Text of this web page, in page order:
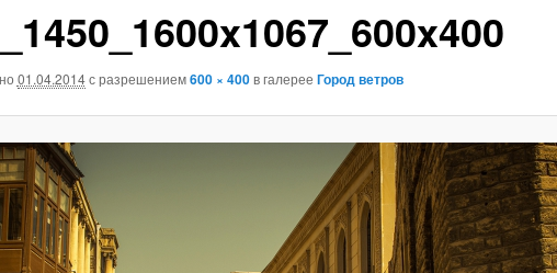
01.04.2014с разрешением600 × 400в галерее Город ветров